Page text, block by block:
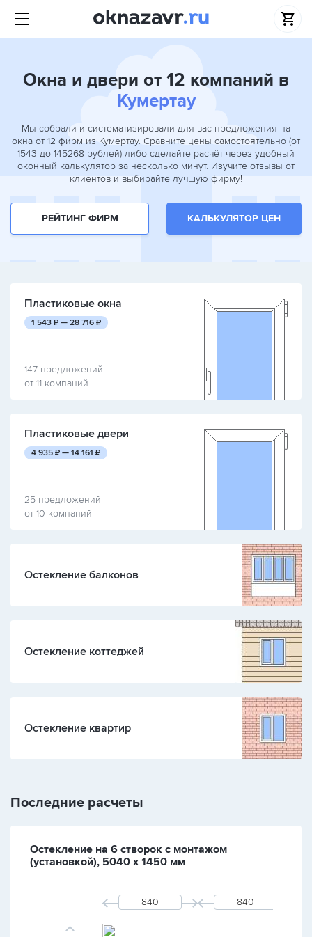
Окна и двери от 12 компаний в
Кумертау
Мы собрали и систематизировали для вас предложения на
окна от 12 фирм из Кумертау. Сравните цены самостоятельно (от
1543 до 145268 рублей) либо сделайте расчёт через удобный
оконный калькулятор за несколько минут. Изучите отзывы от
клиентов и выбирайте лучшую фирму!
РЕЙТИНГ ФИРМ КАЛЬКУЛЯТОР ЦЕН
Пластиковые окна
1 543 руб.
₽ — 28 716 руб.
₽
147 предложений
от 11 компаний
Пластиковые двери
4 935 руб.
₽ — 14 161 руб.
₽
25 предложений
от 10 компаний
Остекление балконов
Остекление коттеджей
Остекление квартир
Последние расчеты
Остекление на 6 створок с монтажом
(установкой), 5040 х 1450 мм